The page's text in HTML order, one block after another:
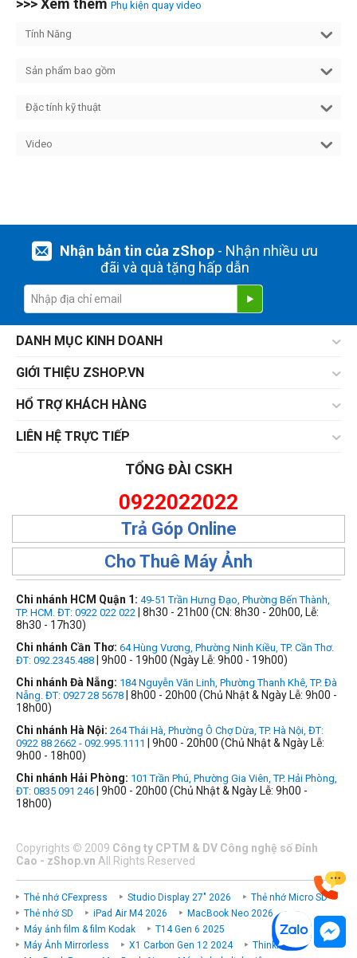
>>> Xem thêm Phụ kiện quay video
Tính Năng
Sản phẩm bao gồm
Đặc tính kỹ thuật
Video
Nhận bản tin của zShop- Nhận nhiều ưu
đãi và quà tặng hấp dẫn
DANH MỤC KINH DOANH
GIỚI THIỆU ZSHOP.VN
HỔ TRỢ KHÁCH HÀNG
LIÊN HỆ TRỰC TIẾP
TỔNG ĐÀI CSKH
0922022022
Trả Góp Online
Cho Thuê Máy Ảnh
Chi nhánh HCM Quận 1: 49-51 Trần Hưng Đạo, Phường Bến Thành,
TP. HCM. ĐT: 0922 022 022 | 8h30 - 21h00 (CN: 8h30 - 20h00, Lễ:
8h30 - 17h30)
Chi nhánh Cần Thơ: 64 Hùng Vương, Phường Ninh Kiều, TP. Cần Thơ.
ĐT: 092.2345.488 | 9h00 - 19h00 (Ngày Lễ: 9h00 - 19h00)
Chi nhánh Đà Nẵng: 184 Nguyễn Văn Linh, Phường Thanh Khê, TP. Đà
Nẵng. ĐT: 0927 28 5678 | 8h00 - 20h00 (Chủ Nhật & Ngày Lễ: 9h00 -
18h00)
Chi nhánh Hà Nội: 264 Thái Hà, Phường Ô Chợ Dừa, TP. Hà Nội, ĐT:
0922 88 2662 - 092.995.1111
| 9h00 - 20h00 (Chủ Nhật & Ngày Lễ:
9h00 - 18h00)
Chi nhánh Hải Phòng: 101 Trần Phú, Phường Gia Viên, TP. Hải Phòng,
ĐT: 0835 091 246 | 9h00 - 20h00 (Chủ Nhật & Ngày Lễ: 9h00 -
18h00)
Copyrights © 2009 Công ty CPTM & DV Công nghệ số Đỉnh
Cao - zShop.vn All Rights Reserved
Thẻ nhớ CFexpress Studio Display 27" 2026
Thẻ nhớ Micro SD
Thẻ nhớ SD
iPad Air M4 2026
MacBook Neo 2026
Máy ảnh film & film Kodak
T14 Gen 6 2025
Máy Ảnh Mirrorless
X1 Carbon Gen 12 2024
ThinkPad P